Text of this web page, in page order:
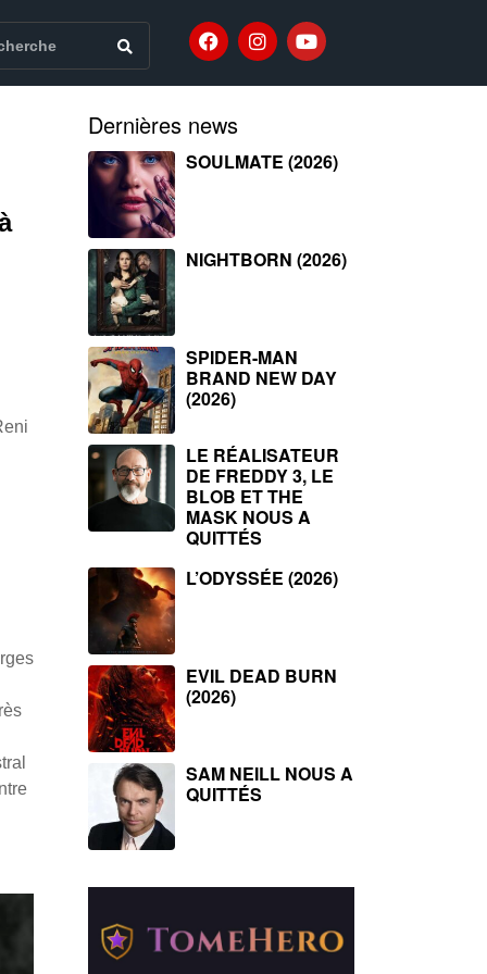
Dernières news
SOULMATE (2026)
NIGHTBORN (2026)
SPIDER-MAN
BRAND NEW DAY
(2026)
LE RÉALISATEUR
DE FREDDY 3, LE
BLOB ET THE
MASK NOUS A
QUITTÉS
L’ODYSSÉE (2026)
EVIL DEAD BURN
(2026)
SAM NEILL NOUS A
QUITTÉS